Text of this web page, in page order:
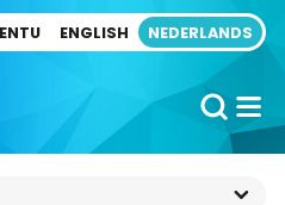
ENGLISH NEDERLANDS